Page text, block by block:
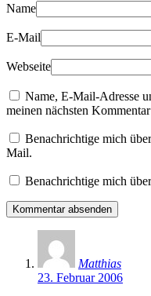
Name
E-Mail
Webseite
Name, E-Mail-Adresse
meinen nächsten
Benachrichtige mich
Mail.
Benachrichtige mich
Matthias
23. Februar 2006